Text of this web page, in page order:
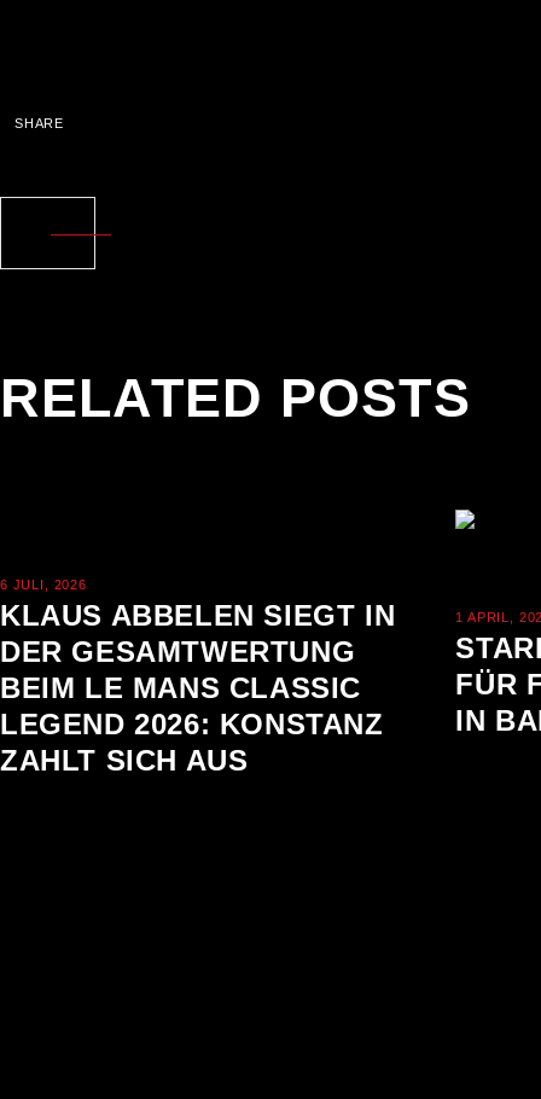
SHARE
RELATED POSTS
6 JULI, 2026
KLAUS ABBELEN SIEGT IN
DER GESAMTWERTUNG
BEIM LE MANS CLASSIC
LEGEND 2026: KONSTANZ
ZAHLT SICH AUS
1 APRIL,
FÜR
IN